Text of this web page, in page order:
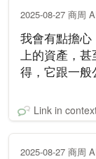
2025-08-27 商周
我會有點擔
上的資產，
得，它跟一般
Link in
2025-08-27 商周